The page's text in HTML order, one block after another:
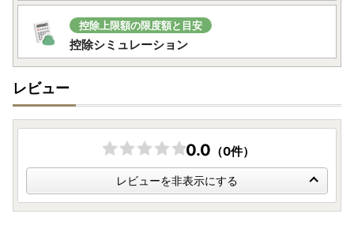
※従来通りの申請手続き「書類郵送による申請」も引き続き
ご利用可能です。
---------------------------------------------------------------
---------------------
【個人情報案内】
・寄附者様からいただいた個人情報は責任をもって安全に蓄
積・保管し、第三者に譲渡・提供することはございません。
・商品の発送とご連絡、いただいたふるさと納税に関する報
告、北杜市が主催・出展するふるさと納税関連イベント情報
の提供、北杜市のふるさと納税に関する情報提供のため、使
控除上限額の限度額と目安
控除シミュレーション
レビュー
0.0 （0件）
レビューを非表示にする